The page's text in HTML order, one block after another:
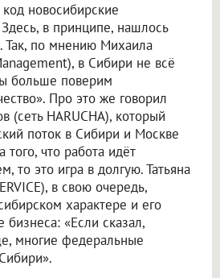
новосибирские
в принципе, нашлось
Так, по мнению Михаила
в Сибири не всё
больше поверим
Про это же говорил
(сеть HARUCHA), который
поток в Сибири и Москве
того, что работа идёт
то это игра в долгую. Татьяна
в свою очередь,
характере и его
бизнеса: «Если сказал,
многие федеральные